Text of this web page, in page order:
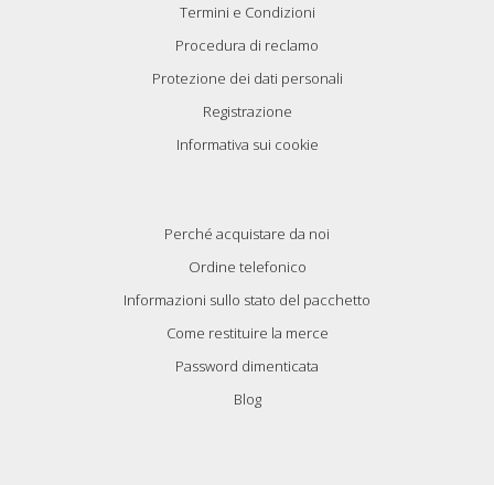
Termini e Condizioni
Procedura di reclamo
Protezione dei dati personali
Registrazione
Informativa sui cookie
Perché acquistare da noi
Ordine telefonico
Informazioni sullo stato del pacchetto
Come restituire la merce
Password dimenticata
Blog